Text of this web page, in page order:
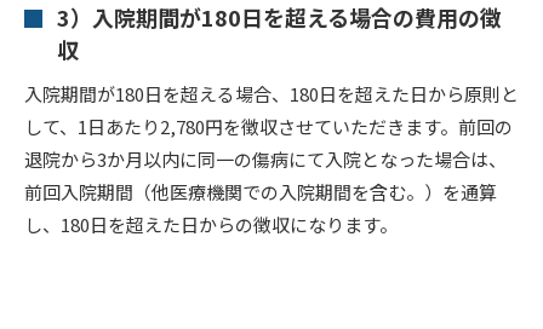
3）入院期間が180日を超える場合の費用の徴
収
入院期間が180日を超える場合、180日を超えた日から原則と
して、1日あたり2,780円を徴収させていただきます。前回の
退院から3か月以内に同一の傷病にて入院となった場合は、
前回入院期間（他医療機関での入院期間を含む。）を通算
し、180日を超えた日からの徴収になります。